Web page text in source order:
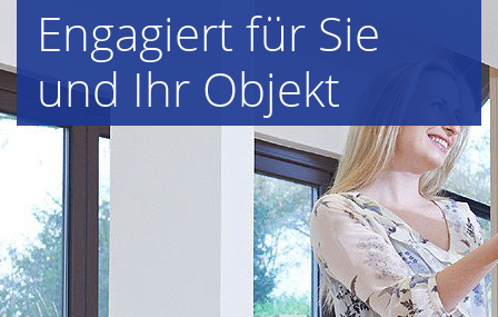
Engagiert für Sie
und Ihr Objekt